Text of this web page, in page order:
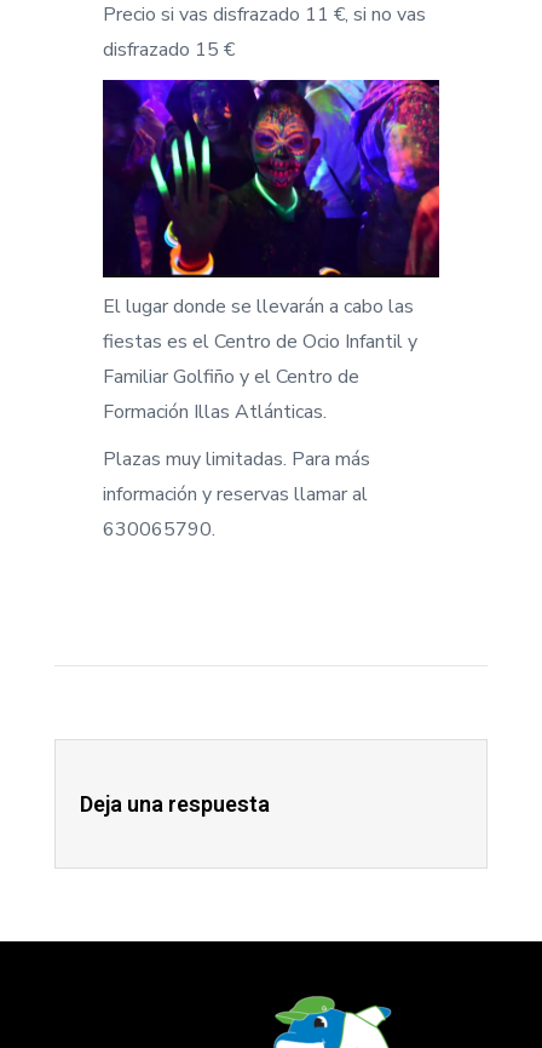
Precio si vas disfrazado 11 €, si no vas
disfrazado 15 €
El lugar donde se llevarán a cabo las
fiestas es el Centro de Ocio Infantil y
Familiar Golfiño y el Centro de
Formación Illas Atlánticas.
Plazas muy limitadas. Para más
información y reservas llamar al
630065790.
Deja una respuesta